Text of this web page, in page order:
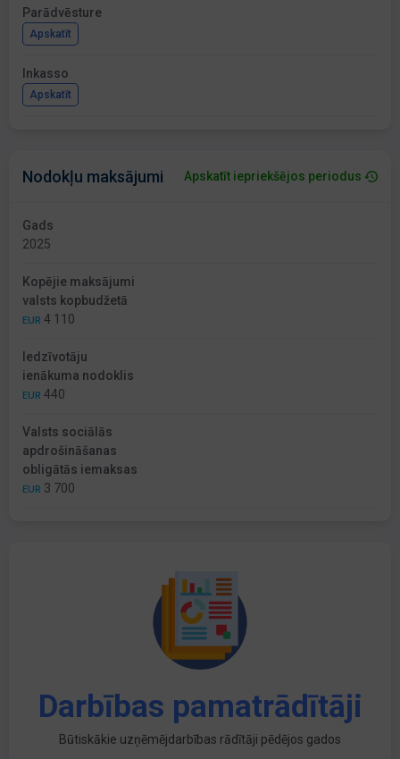
Parādvēsture
Apskatīt
Inkasso
Apskatīt
Nodokļu maksājumi Apskatīt iepriekšējos periodus
Gads
2025
Kopējie maksājumi
valsts kopbudžetā
EUR 4 110
Iedzīvotāju
ienākuma nodoklis
EUR 440
Valsts sociālās
apdrošināšanas
obligātās iemaksas
EUR 3 700
Darbības pamatrādītāji
Būtiskākie uzņēmējdarbības rādītāji pēdējos gados